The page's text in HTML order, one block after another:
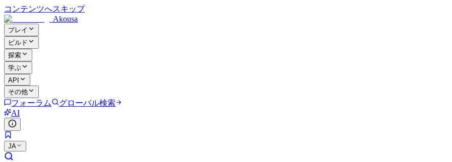
コンテンツへスキップ
Akousa
プレイ
ビルド
探索
学ぶ
API
その他
フォーラム
グローバル検索
AI
JA